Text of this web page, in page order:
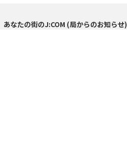
あなたの街のJ:COM (局からのお知らせ)